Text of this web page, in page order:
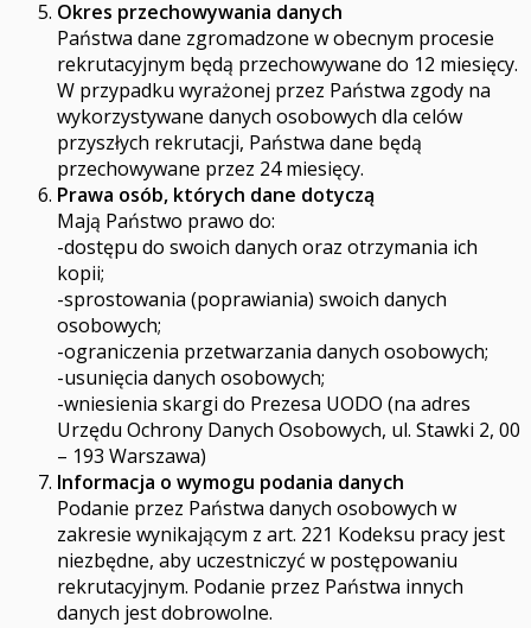
Okres przechowywania danych
Państwa dane zgromadzone w obecnym procesie
rekrutacyjnym będą przechowywane do 12 miesięcy.
W przypadku wyrażonej przez Państwa zgody na
wykorzystywane danych osobowych dla celów
przyszłych rekrutacji, Państwa dane będą
przechowywane przez 24 miesięcy.
Prawa osób, których dane dotyczą
Mają Państwo prawo do:
-dostępu do swoich danych oraz otrzymania ich
kopii;
-sprostowania (poprawiania) swoich danych
osobowych;
-ograniczenia przetwarzania danych osobowych;
-usunięcia danych osobowych;
-wniesienia skargi do Prezesa UODO (na adres
Urzędu Ochrony Danych Osobowych, ul. Stawki 2, 00
– 193 Warszawa)
Informacja o wymogu podania danych
Podanie przez Państwa danych osobowych w
zakresie wynikającym z art. 221 Kodeksu pracy jest
niezbędne, aby uczestniczyć w postępowaniu
rekrutacyjnym. Podanie przez Państwa innych
danych jest dobrowolne.